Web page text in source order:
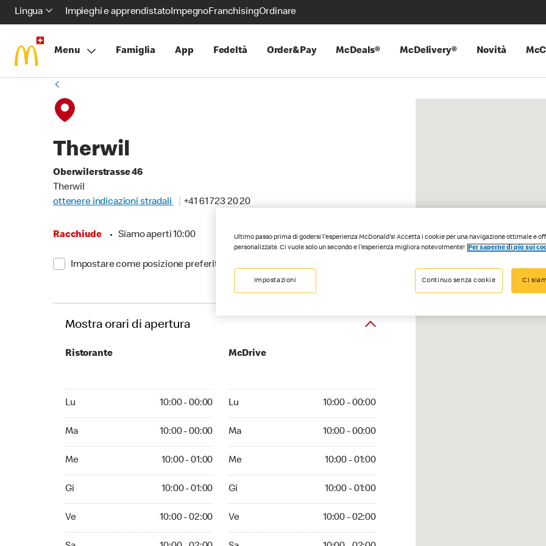
Lingua Impieghi e apprendistatoImpegnoFranchisingOrdinare
Menu Famiglia App Fedeltà Order&Pay McDeals® McDelivery® Novità
Therwil
Oberwilerstrasse 46
Therwil
ottenere indicazioni stradali
+41 61 723 20 20
Racchiude • Siamo aperti 10:00
Impostare come posizione preferita
Mostra orari di apertura
Ristorante
Lu 10:00 - 00:00
Ma 10:00 - 00:00
Me 10:00 - 01:00
Gi 10:00 - 01:00
Ve 10:00 - 02:00
McDrive
Lu 10:00 - 00:00
Ma 10:00 - 00:00
Me 10:00 - 01:00
Gi 10:00 - 01:00
Ve 10:00 - 02:00
Ultimo passo prima di godersi l'esperienza McDonald's! Accetta i cookie per una navigazione ottimale e
personalizzate. Ci vuole solo un secondo e l'esperienza migliora notevolmente!
Per saperne di più sui
Impostazioni Continuo senza cookie Ci